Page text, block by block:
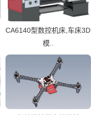
CA6140型数控机床,车床3D
模..